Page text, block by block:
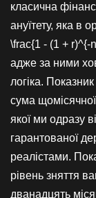
класична
ануїтету, яка в
\frac{1 - (1 + r)^{-
адже за ними
логіка.
сума
якої ми одразу
гарантованої
реалістами.
рівень зняття
дванадцять